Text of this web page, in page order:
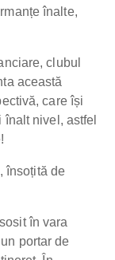
înalte,
clubul
această
care își
nivel, astfel
însoțită de
în vara
portar de